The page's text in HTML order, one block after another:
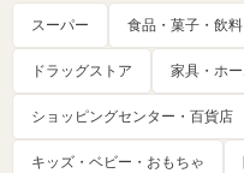
スーパー 食品・菓子・飲
ドラッグストア 家具・ホ
ショッピングセンター・百貨店
キッズ・ベビー・おもちゃ